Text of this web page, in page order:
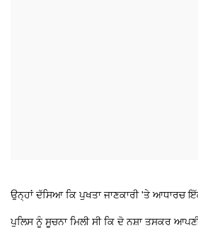
ਉਨ੍ਹਾਂ ਦੱਸਿਆ ਕਿ ਪੁਖਤਾ ਜਾਣਕਾਰੀ 'ਤੇ ਆਧਾਰਚ
ਪੁਲਿਸ ਨੂੰ ਸੂਚਨਾ ਮਿਲੀ ਸੀ ਕਿ ਦੋ ਨਸ਼ਾ ਤਸਕਰ